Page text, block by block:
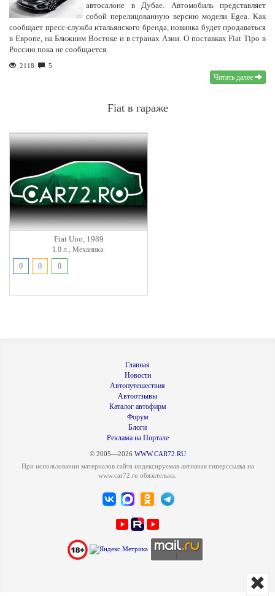
автосалоне в Дубае. Автомобиль представляет
собой перелицованную версию модели Egea. Как
сообщает пресс-служба итальянского бренда, новинка будет продаваться
в Европе, на Ближним Востоке и в странах Азии. О поставках Fiat Tipo в
Россию пока не сообщается.
2118 5
Читать далее
Fiat в гараже
Fiat Uno, 1989
1.0 л., Механика.
0
0 0
Главная
Новости
Автопутешествия
Автоотзывы
Каталог автофирм
Форум
Блоги
Реклама на Портале
© 2005—2026 WWW.CAR72.RU
При использовании материалов сайта индексируемая активная гиперссылка на
www.car72.ru обязательна.